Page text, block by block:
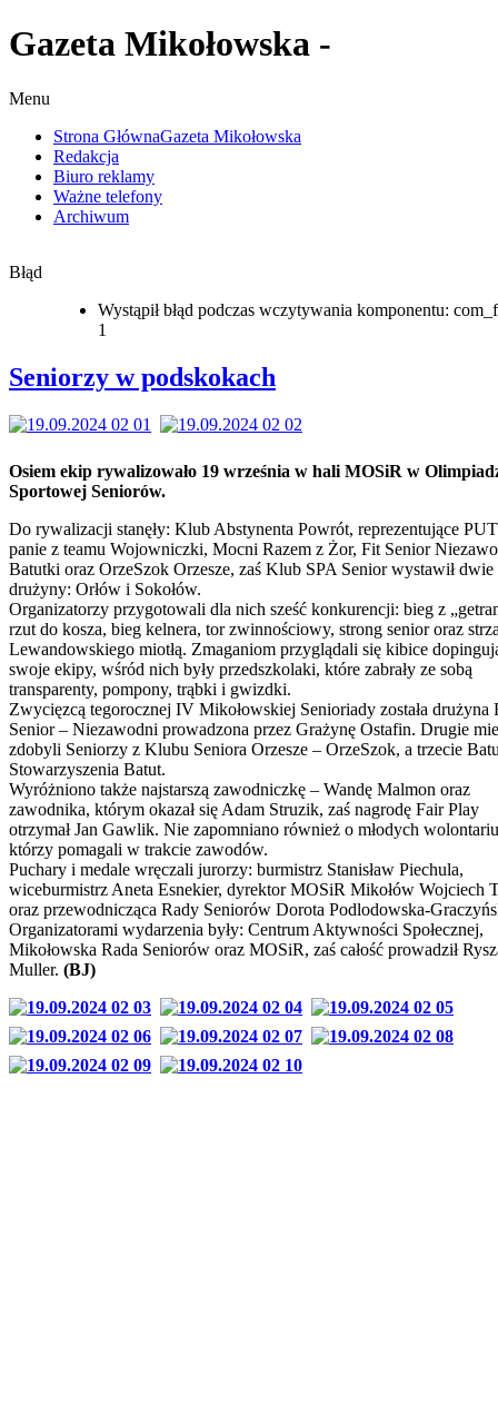
Gazeta Mikołowska -
Menu
Strona GłównaGazeta Mikołowska
Redakcja
Biuro reklamy
Ważne telefony
Archiwum
Błąd
Wystąpił błąd podczas wczytywania komponentu:
1
Seniorzy w podskokach
Osiem ekip rywalizowało 19 września w hali MOSiR w
Sportowej Seniorów.
Do rywalizacji stanęły: Klub Abstynenta Powrót, reprezentujące
panie z teamu Wojowniczki, Mocni Razem z Żor, Fit Senior
Batutki oraz OrzeSzok Orzesze, zaś Klub SPA Senior wystawił dwie
drużyny: Orłów i Sokołów.
Organizatorzy przygotowali dla nich sześć konkurencji: bieg z
rzut do kosza, bieg kelnera, tor zwinnościowy, strong senior oraz
Lewandowskiego miotłą. Zmaganiom przyglądali się kibice
swoje ekipy, wśród nich były przedszkolaki, które zabrały ze sobą
transparenty, pompony, trąbki i gwizdki.
Zwycięzcą tegorocznej IV Mikołowskiej Senioriady została drużyna
Senior – Niezawodni prowadzona przez Grażynę Ostafin. Drugie
zdobyli Seniorzy z Klubu Seniora Orzesze – OrzeSzok, a trzecie
Stowarzyszenia Batut.
Wyróżniono także najstarszą zawodniczkę – Wandę Malmon oraz
zawodnika, którym okazał się Adam Struzik, zaś nagrodę Fair Play
otrzymał Jan Gawlik. Nie zapomniano również o młodych
którzy pomagali w trakcie zawodów.
Puchary i medale wręczali jurorzy: burmistrz Stanisław Piechula,
wiceburmistrz Aneta Esnekier, dyrektor MOSiR Mikołów Wojciech
oraz przewodnicząca Rady Seniorów Dorota Podlodowska-
Organizatorami wydarzenia były: Centrum Aktywności Społecznej,
Mikołowska Rada Seniorów oraz MOSiR, zaś całość prowadził
Muller. (BJ)